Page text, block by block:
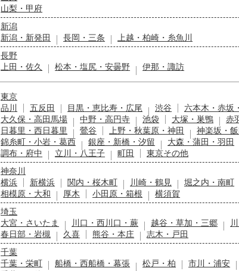
山梨・甲府
新潟
新潟・新発田
長岡・三条
上越・柏崎・糸魚川
長野
上田・佐久
松本・塩尻・安曇野 伊那・諏訪
東京
品川
五反田 目黒・恵比寿・広尾 渋谷 六本木・赤坂
大久保・高田馬場
中野・高円寺 池袋 大塚・巣鴨
赤
日暮里・西日暮里
鶯谷 上野・秋葉原・神田 神楽坂・
錦糸町・小岩・葛西
銀座・新橋・汐留 大森・蒲田・羽田
調布・府中
立川・八王子 町田
東京その他
神奈川
横浜
新横浜 関内・桜木町 川崎・鶴見 堀之内・南町
相模原・大和
厚木 小田原・箱根
横須賀
埼玉
大宮・さいたま
川口・西川口・蕨 越谷・草加・三郷
春日部・岩槻
久喜 熊谷・本庄
志木・戸田
千葉
千葉・栄町
船橋・西船橋・幕張 松戸・柏 市川・浦安